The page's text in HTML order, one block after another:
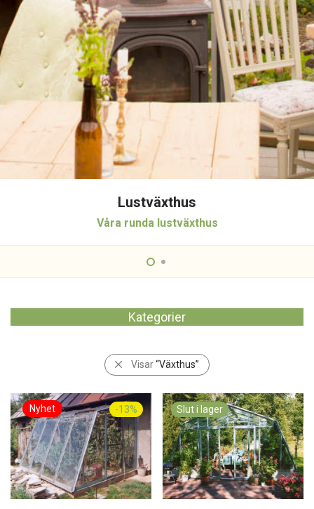
Lustväxthus
Våra runda lustväxthus
Kategorier
Visar“Växthus”
-13%